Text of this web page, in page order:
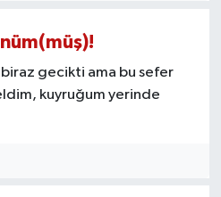
biraz gecikti ama bu sefer
kuyruğum yerinde
LEZZETLERİ
HABERLER